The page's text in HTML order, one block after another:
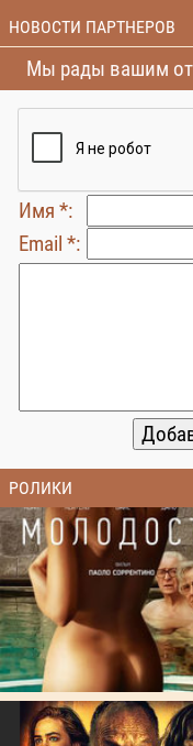
НОВОСТИ ПАРТНЕРОВ
Мы рады вашим
Имя *:
Email *:
РОЛИКИ